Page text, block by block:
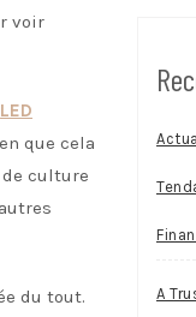
voir
LED
que cela
culture
du tout.
A